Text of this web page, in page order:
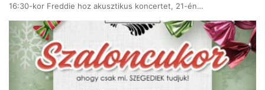
16:30-kor Freddie hoz akusztikus koncertet, 21-én…